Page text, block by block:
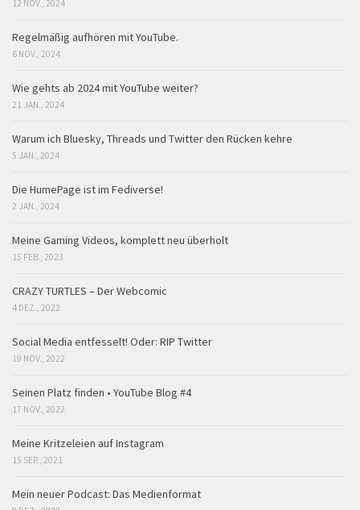
12 NOV., 2024
Regelmäßig aufhören mit YouTube.
6 NOV., 2024
Wie gehts ab 2024 mit YouTube weiter?
21 JAN., 2024
Warum ich Bluesky, Threads und Twitter den Rücken kehre
5 JAN., 2024
Die HumePage ist im Fediverse!
2 JAN., 2024
Meine Gaming Videos, komplett neu überholt
15 FEB., 2023
CRAZY TURTLES – Der Webcomic
4 DEZ., 2022
Social Media entfesselt! Oder: RIP Twitter
19 NOV., 2022
Seinen Platz finden • YouTube Blog #4
17 NOV., 2022
Meine Kritzeleien auf Instagram
15 SEP., 2021
Mein neuer Podcast: Das Medienformat